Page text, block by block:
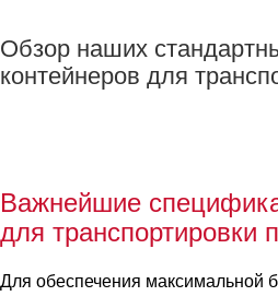
Обзор наших
контейнеров для
Важнейшие
для транспортировки
Для обеспечения максимальной